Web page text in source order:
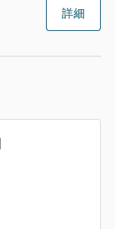
詳細